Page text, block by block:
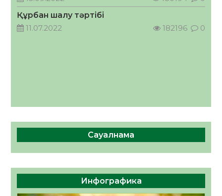
ЖАУАПКЕРШІЛІККЕ БАСТАЙТЫН ҚАДАМ
05.08.2026
Құрбан шалу тәртібі
11.07.2022
182196 0
Сауалнама
Инфографика